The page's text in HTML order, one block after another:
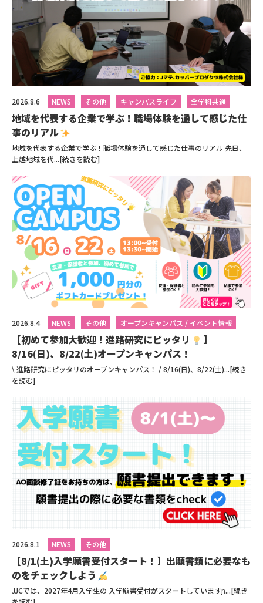
2026.8.6 NEWS その他 キャンパスライフ 全学科共通
地域を代表する企業で学ぶ！職場体験を通して感じた仕
事のリアル
地域を代表する企業で学ぶ！職場体験を通して感じた仕事のリアル 先日、
上越地域を代...[続きを読む]
2026.8.4 NEWS その他 オープンキャンパス / イベント情報
【初めて参加大歓迎！進路研究にピッタリ
】
8/16(日)、8/22(土)オープンキャンパス！
\ 進路研究にピッタリのオープンキャンパス！ / 8/16(日)、8/22(土)...[続き
を読む]
2026.8.1 NEWS その他
【8/1(土)入学願書受付スタート！】出願書類に必要なも
のをチェックしよう
JJCでは、2027年4月入学生の 入学願書受付がスタートしていますɲ...[続き